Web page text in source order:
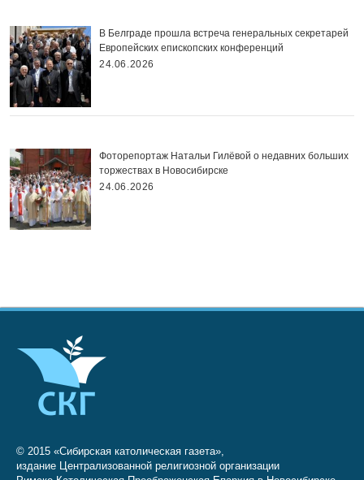
В Белграде прошла встреча генеральных секретарей
Европейских епископских конференций
24.06.2026
Фоторепортаж Натальи Гилёвой о недавних больших
торжествах в Новосибирске
24.06.2026
© 2015 «Сибирская католическая газета»,
издание Централизованной религиозной организации